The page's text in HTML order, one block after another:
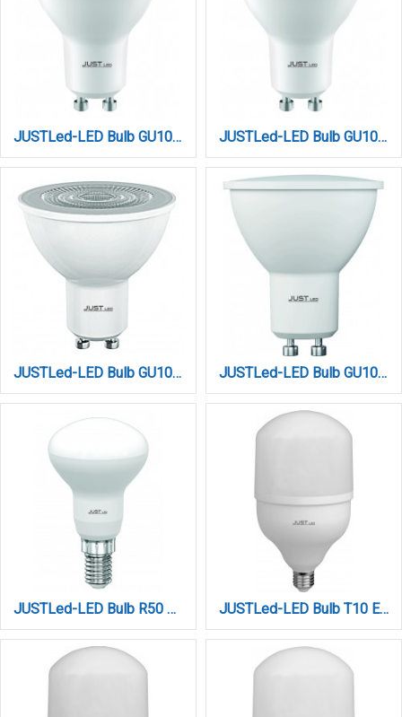
JUSTLed-LED Bulb GU10 7W 4000K Dimmable Φυσικό (B100007052) JUSTLed-LED Bulb GU10 7W 4000K Φυσικό (B100007012)
JUSTLed-LED Bulb GU10 7W 4000K Φυσικό (B100007022) JUSTLed-LED Bulb GU10 9Watt 4000K Φυσικό (B100009012)
JUSTLed-LED Bulb R50 E14W 4000K Φυσικό (B145007012) JUSTLed-LED Bulb T10 E27 30W 3000K Φυσικό (B271030012)